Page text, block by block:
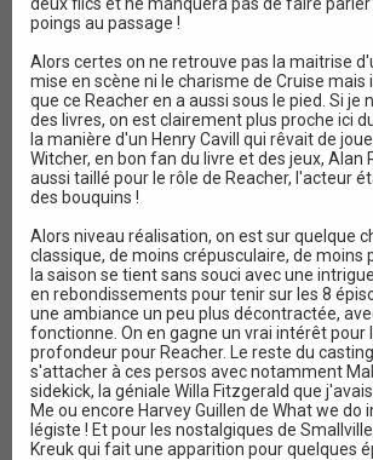
poings au passage !
Alors certes on ne retrouve pas la maitrise
mise en scène ni le charisme de Cruise
que ce Reacher en a aussi sous le pied. Si je
des livres, on est clairement plus proche ici
la manière d'un Henry Cavill qui rêvait de
Witcher, en bon fan du livre et des jeux, Alan
aussi taillé pour le rôle de Reacher, l'acteur
des bouquins !
Alors niveau réalisation, on est sur quelque
classique, de moins crépusculaire, de moins
la saison se tient sans souci avec une
en rebondissements pour tenir sur les 8
une ambiance un peu plus décontractée,
fonctionne. On en gagne un vrai intérêt pour
profondeur pour Reacher. Le reste du
s'attacher à ces persos avec notamment
sidekick, la géniale Willa Fitzgerald que
Me ou encore Harvey Guillen de What we do
légiste ! Et pour les nostalgiques de
Kreuk qui fait une apparition pour quelques